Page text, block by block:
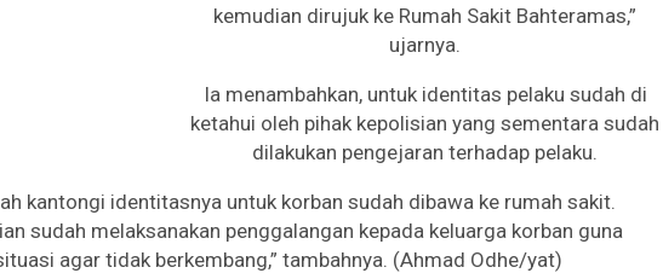
kemudian dirujuk ke Rumah Sakit Bahteramas,”
ujarnya.
Ia menambahkan, untuk identitas pelaku sudah di
ketahui oleh pihak kepolisian yang sementara sudah
dilakukan pengejaran terhadap pelaku.
kantongi identitasnya untuk korban sudah dibawa ke rumah sakit.
sudah melaksanakan penggalangan kepada keluarga korban guna
agar tidak berkembang,” tambahnya. (Ahmad Odhe/yat)